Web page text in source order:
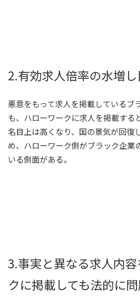
2.有効求人倍率の水増し
悪意をもって求人を掲載しているブ
も、ハローワークに求人を掲載する
名目上は高くなり、国の景気が回復
め、ハローワーク側がブラック企業
いる側面がある。
3.事実と異なる求人内
クに掲載しても法的に